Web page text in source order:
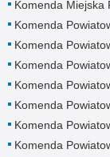
Komenda Miejska
Komenda
Komenda
Komenda
Komenda
Komenda
Komenda
Komenda